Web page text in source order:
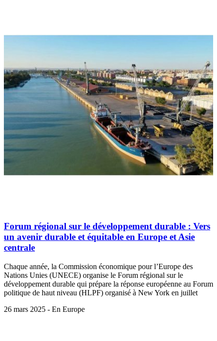
Forum régional sur le développement durable : Vers
un avenir durable et équitable en Europe et Asie
centrale
Chaque année, la Commission économique pour l’Europe des
Nations Unies (UNECE) organise le Forum régional sur le
développement durable qui prépare la réponse européenne au Forum
politique de haut niveau (HLPF) organisé à New York en juillet
26 mars 2025 - En Europe